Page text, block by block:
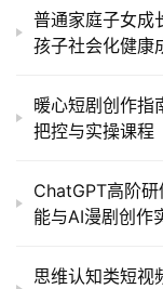
普通家庭子女成
孩子社会化健康
暖心短剧创作指
把控与实操课程
ChatGPT高阶
能与AI漫剧创作
思维认知类短视